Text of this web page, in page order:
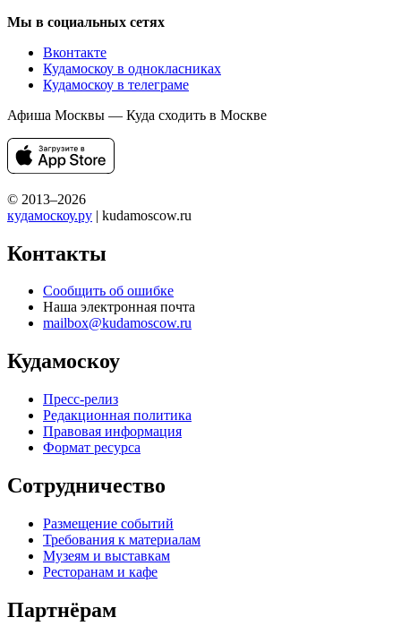
Мы в социальных сетях
Вконтакте
Кудамоскоу в однокласниках
Кудамоскоу в телеграме
Афиша Москвы — Куда сходить в Москве
© 2013–2026
кудамоскоу.ру | kudamoscow.ru
Контакты
Сообщить об ошибке
Наша электронная почта
mailbox@kudamoscow.ru
Кудамоскоу
Пресс-релиз
Редакционная политика
Правовая информация
Формат ресурса
Сотрудничество
Размещение событий
Требования к материалам
Музеям и выставкам
Ресторанам и кафе
Партнёрам